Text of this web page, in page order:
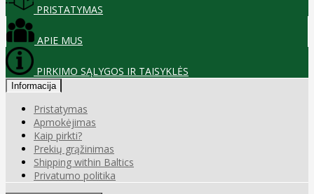
PRISTATYMAS
APIE MUS
PIRKIMO SĄLYGOS IR TAISYKLĖS
Informacija
Pristatymas
Apmokėjimas
Kaip pirkti?
Prekių grąžinimas
Shipping within Baltics
Privatumo politika